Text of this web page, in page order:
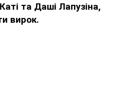
та Даші Лапузіна,
вирок.